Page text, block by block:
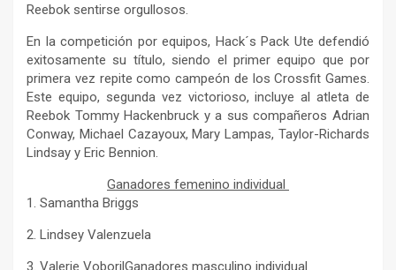
Reebok sentirse orgullosos.
En la competición por equipos, Hack´s Pack Ute defendió
exitosamente su título, siendo el primer equipo que por
primera vez repite como campeón de los Crossfit Games.
Este equipo, segunda vez victorioso, incluye al atleta de
Reebok Tommy Hackenbruck y a sus compañeros Adrian
Conway, Michael Cazayoux, Mary Lampas, Taylor-Richards
Lindsay y Eric Bennion.
Ganadores femenino individual
1. Samantha Briggs
2. Lindsey Valenzuela
3. Valerie VoborilGanadores masculino individual